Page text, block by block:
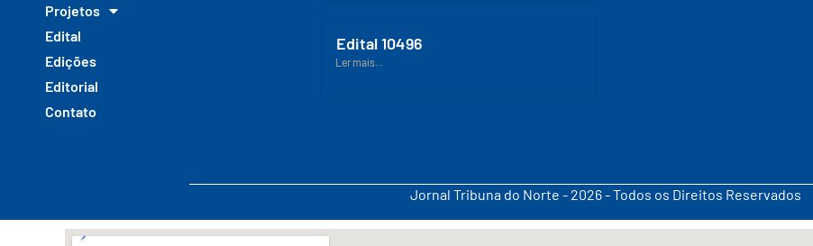
Projetos
Edital
Edições
Editorial
Contato
Edital 10496
Ler mais...
Jornal Tribuna do Norte - 2026 - Todos os Direitos Reservados